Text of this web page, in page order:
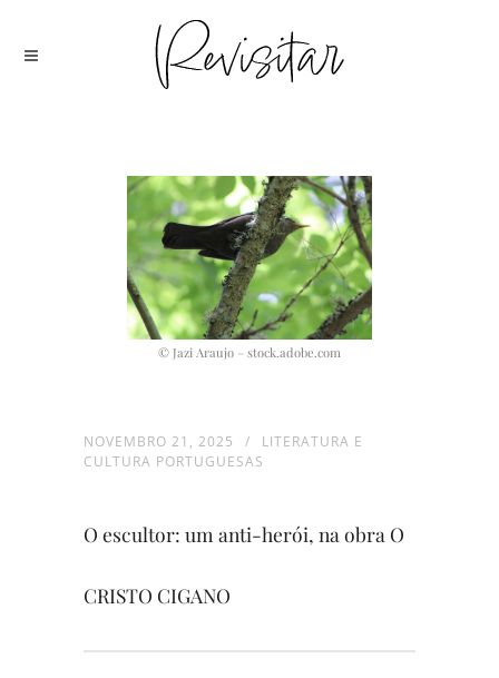
© Jazi Araujo – stock.adobe.com
NOVEMBRO 21, 2025
LITERATURA E
CULTURA PORTUGUESAS
O escultor: um anti-herói, na obra O
CRISTO CIGANO